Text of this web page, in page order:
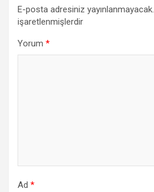
E-posta adresiniz yayınlanmayacak.
işaretlenmişlerdir
Yorum *
Ad *